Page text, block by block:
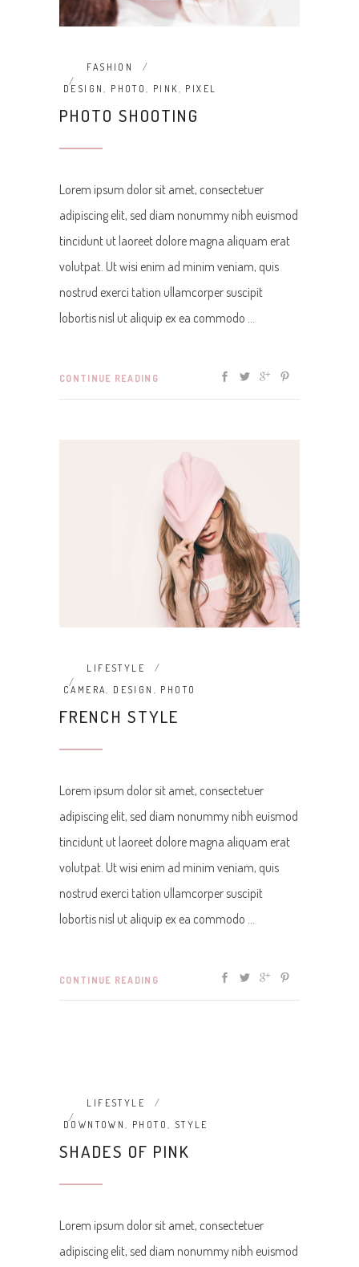
FASHION
DESIGN
PHOTO PINK PIXEL
PHOTO SHOOTING
Lorem ipsum dolor sit amet, consectetuer
adipiscing elit, sed diam nonummy nibh euismod
tincidunt ut laoreet dolore magna aliquam erat
volutpat. Ut wisi enim ad minim veniam, quis
nostrud exerci tation ullamcorper suscipit
lobortis nisl ut aliquip ex ea commodo
CONTINUE READING
LIFESTYLE
CAMERA, DESIGN , PHOTO
FRENCH STYLE
Lorem ipsum dolor sit amet, consectetuer
adipiscing elit, sed diam nonummy nibh euismod
tincidunt ut laoreet dolore magna aliquam erat
volutpat. Ut wisi enim ad minim veniam, quis
nostrud exerci tation ullamcorper suscipit
lobortis nisl ut aliquip ex ea commodo
CONTINUE READING
LIFESTYLE
DOWNTOWN, PHOTO, STYLE
SHADES OF PINK
Lorem ipsum dolor sit amet, consectetuer
adipiscing elit, sed diam nonummy nibh euismod